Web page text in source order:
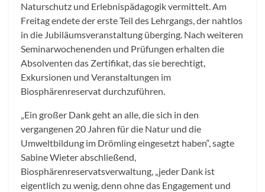
Naturschutz und Erlebnispädagogik vermittelt. Am
Freitag endete der erste Teil des Lehrgangs, der nahtlos
in die Jubiläumsveranstaltung überging. Nach weiteren
Seminarwochenenden und Prüfungen erhalten die
Absolventen das Zertifikat, das sie berechtigt,
Exkursionen und Veranstaltungen im
Biosphärenreservat durchzuführen.
„Ein großer Dank geht an alle, die sich in den
vergangenen 20 Jahren für die Natur und die
Umweltbildung im Drömling eingesetzt haben“, sagte
Sabine Wieter abschließend,
Biosphärenreservatsverwaltung, „jeder Dank ist
eigentlich zu wenig, denn ohne das Engagement und